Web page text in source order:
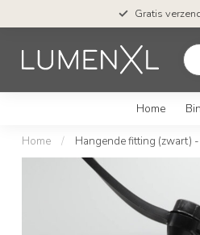
Gratis
Home
Home / Hangende fitting (zwart)